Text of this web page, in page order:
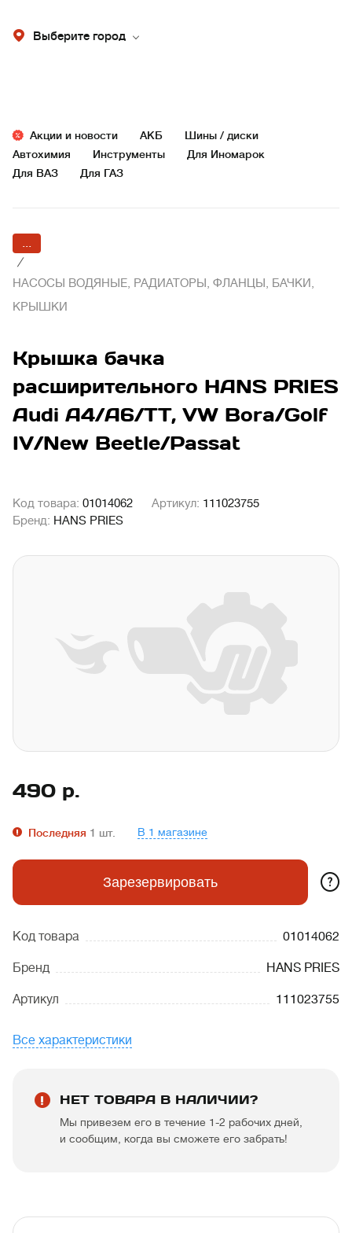
Выберите город
Акции и новости АКБ
Шины / диски
Автохимия
Инструменты
Для Иномарок
Для ВАЗ
Для ГАЗ
...
/
НАСОСЫ ВОДЯНЫЕ, РАДИАТОРЫ, ФЛАНЦЫ, БАЧКИ,
КРЫШКИ
Крышка бачка
расширительного HANS PRIES
Audi A4/A6/TT, VW Bora/Golf
IV/New Beetle/Passat
Код товара: 01014062 Артикул: 111023755
Бренд: HANS PRIES
490 р.
Последняя 1 шт. В 1 магазине
Зарезервировать ?
Код товара 01014062
Бренд HANS PRIES
Артикул 111023755
Все характеристики
НЕТ ТОВАРА В НАЛИЧИИ?
Мы привезем его в течение 1-2 рабочих дней,
и сообщим, когда вы сможете его забрать!